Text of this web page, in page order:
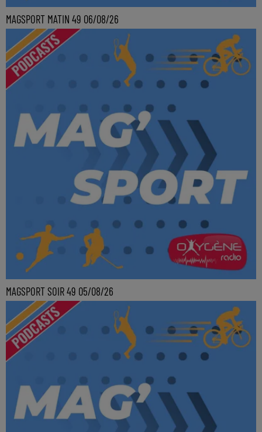
MAGSPORT MATIN 49 06/08/26
MAGSPORT SOIR 49 05/08/26